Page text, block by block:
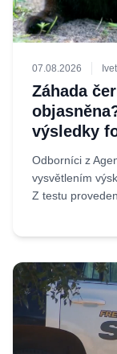
07.08.2026
Záhada
výsledky
Odborníci z
vysvětlením
Z testu